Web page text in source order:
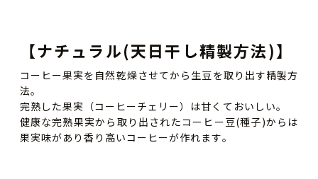
【ナチュラル(天日干し精製方法)】
コーヒー果実を自然乾燥させてから生豆を取り出す精製方
法。
完熟した果実（コーヒーチェリー）は甘くておいしい。
健康な完熟果実から取り出されたコーヒー豆(種子)からは
果実味があり香り高いコーヒーが作れます。